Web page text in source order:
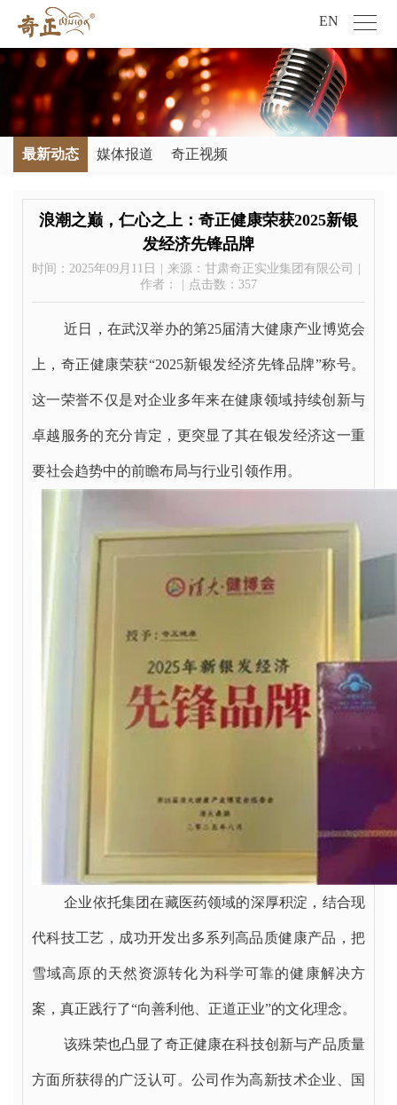
EN
最新动态 媒体报道 奇正视频
浪潮之巅，仁心之上：奇正健康荣获2025新银
发经济先锋品牌
时间：2025年09月11日 来源：甘肃奇正实业集团有限公司
作者：
点击数： 357
近日，在武汉举办的第25届清大健康产业博览会
上，奇正健康荣获“2025新银发经济先锋品牌”称号。
这一荣誉不仅是对企业多年来在健康领域持续创新与
卓越服务的充分肯定，更突显了其在银发经济这一重
要社会趋势中的前瞻布局与行业引领作用。
企业依托集团在藏医药领域的深厚积淀，结合现
代科技工艺，成功开发出多系列高品质健康产品，把
雪域高原的天然资源转化为科学可靠的健康解决方
案，真正践行了“向善利他、正道正业”的文化理念。
该殊荣也凸显了奇正健康在科技创新与产品质量
方面所获得的广泛认可。公司作为高新技术企业、国